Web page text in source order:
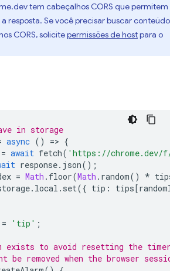
tem cabeçalhos CORS que permitem
resposta. Se você precisar buscar conteúdo
CORS, solicitepermissões de hostpara o
in storage
async () => {
= await fetch( 'https://chrome.dev/
response. json();
= Math . floor(Math . random() *
. local . set({ tip : tips[
= 'tip' ;
exists to avoid resetting the
be removed when the browser